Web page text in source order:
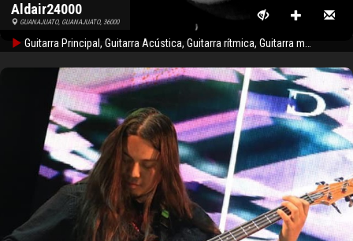
Aldair24000
GUANAJUATO, GUANAJUATO, 36000
Guitarra Principal, Guitarra Acústica, Guitarra rítmica, Guitarra metal, Piano